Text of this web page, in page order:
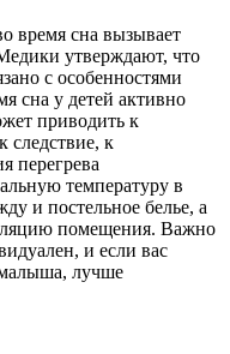
время сна вызывает
утверждают, что
с особенностями
сна у детей активно
приводить к
следствие, к
перегрева
температуру в
и постельное белье, а
помещения. Важно
и если вас
малыша, лучше